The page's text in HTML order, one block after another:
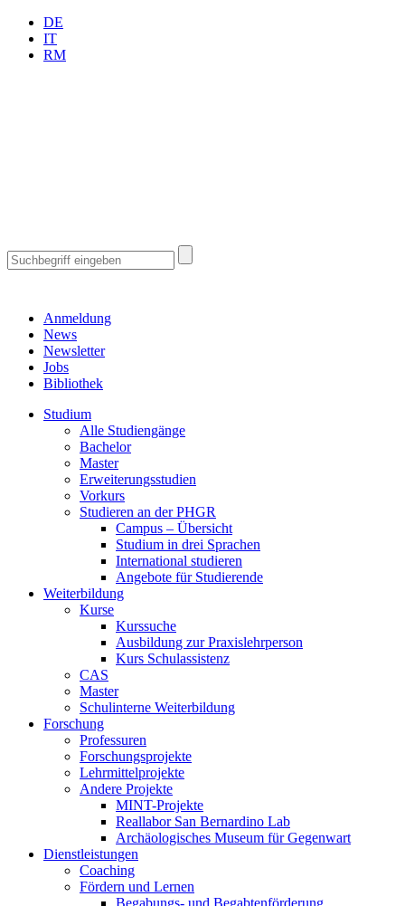
DE
IT
RM
Anmeldung
News
Newsletter
Jobs
Bibliothek
Studium
Alle Studiengänge
Bachelor
Master
Erweiterungsstudien
Vorkurs
Studieren an der PHGR
Campus – Übersicht
Studium in drei Sprachen
International studieren
Angebote für Studierende
Weiterbildung
Kurse
Kurssuche
Ausbildung zur Praxislehrperson
Kurs Schulassistenz
CAS
Master
Schulinterne Weiterbildung
Forschung
Professuren
Forschungsprojekte
Lehrmittelprojekte
Andere Projekte
MINT-Projekte
Reallabor San Bernardino Lab
Archäologisches Museum für Gegenwart
Dienstleistungen
Coaching
Fördern und Lernen